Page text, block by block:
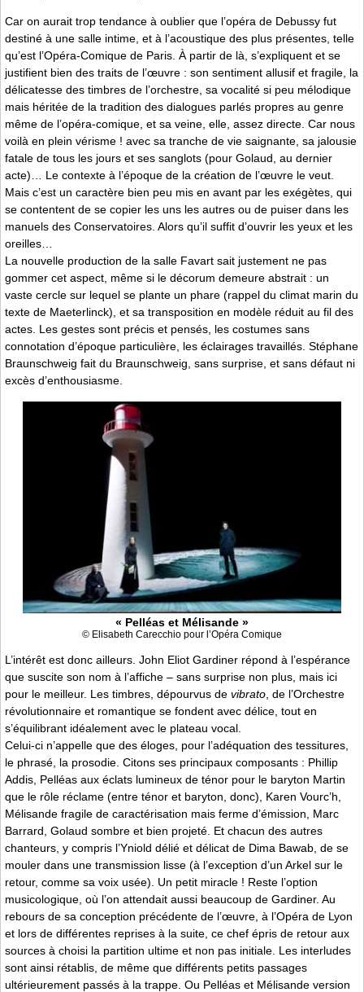
Car on aurait trop tendance à oublier que l’opéra de Debussy fut
destiné à une salle intime, et à l’acoustique des plus présentes, telle
qu’est l’Opéra-Comique de Paris. À partir de là, s’expliquent et se
justifient bien des traits de l’œuvre : son sentiment allusif et fragile, la
délicatesse des timbres de l’orchestre, sa vocalité si peu mélodique
mais héritée de la tradition des dialogues parlés propres au genre
même de l’opéra-comique, et sa veine, elle, assez directe. Car nous
voilà en plein vérisme ! avec sa tranche de vie saignante, sa jalousie
fatale de tous les jours et ses sanglots (pour Golaud, au dernier
acte)… Le contexte à l’époque de la création de l’œuvre le veut.
Mais c’est un caractère bien peu mis en avant par les exégètes, qui
se contentent de se copier les uns les autres ou de puiser dans les
manuels des Conservatoires. Alors qu’il suffit d’ouvrir les yeux et les
oreilles…
La nouvelle production de la salle Favart sait justement ne pas
gommer cet aspect, même si le décorum demeure abstrait : un
vaste cercle sur lequel se plante un phare (rappel du climat marin du
texte de Maeterlinck), et sa transposition en modèle réduit au fil des
actes. Les gestes sont précis et pensés, les costumes sans
connotation d’époque particulière, les éclairages travaillés. Stéphane
Braunschweig fait du Braunschweig, sans surprise, et sans défaut ni
excès d’enthousiasme.
« Pelléas et Mélisande »
© Elisabeth Carecchio pour l’Opéra Comique
L’intérêt est donc ailleurs. John Eliot Gardiner répond à l’espérance
que suscite son nom à l’affiche – sans surprise non plus, mais ici
pour le meilleur. Les timbres, dépourvus de vibrato , de l’Orchestre
révolutionnaire et romantique se fondent avec délice, tout en
s’équilibrant idéalement avec le plateau vocal.
Celui-ci n’appelle que des éloges, pour l’adéquation des tessitures,
le phrasé, la prosodie. Citons ses principaux composants : Phillip
Addis, Pelléas aux éclats lumineux de ténor pour le baryton Martin
que le rôle réclame (entre ténor et baryton, donc), Karen Vourc’h,
Mélisande fragile de caractérisation mais ferme d’émission, Marc
Barrard, Golaud sombre et bien projeté. Et chacun des autres
chanteurs, y compris l’Yniold délié et délicat de Dima Bawab, de se
mouler dans une transmission lisse (à l’exception d’un Arkel sur le
retour, comme sa voix usée). Un petit miracle ! Reste l’option
musicologique, où l’on attendait aussi beaucoup de Gardiner. Au
rebours de sa conception précédente de l’œuvre, à l’Opéra de Lyon
et lors de différentes reprises à la suite, ce chef épris de retour aux
sources à choisi la partition ultime et non pas initiale. Les interludes
sont ainsi rétablis, de même que différents petits passages
ultérieurement passés à la trappe. Ou Pelléas et Mélisande version